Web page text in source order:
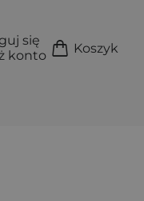
się
konto
Koszyk